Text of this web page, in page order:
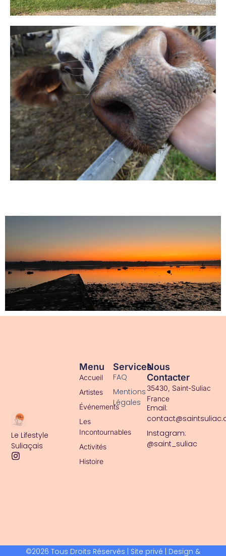
Le Lifestyle
Suliaçais
Services
FAQ
Mentions
Légales
Menu
Accueil
Artistes
Événements
Les
Incontournables
Activités
Histoire
Nous
Contacter
35430, Saint-Suliac
France
Email:
Instagram:
@saint_suliac
©2026 Tous Droits Réservés | Site privé | Design &